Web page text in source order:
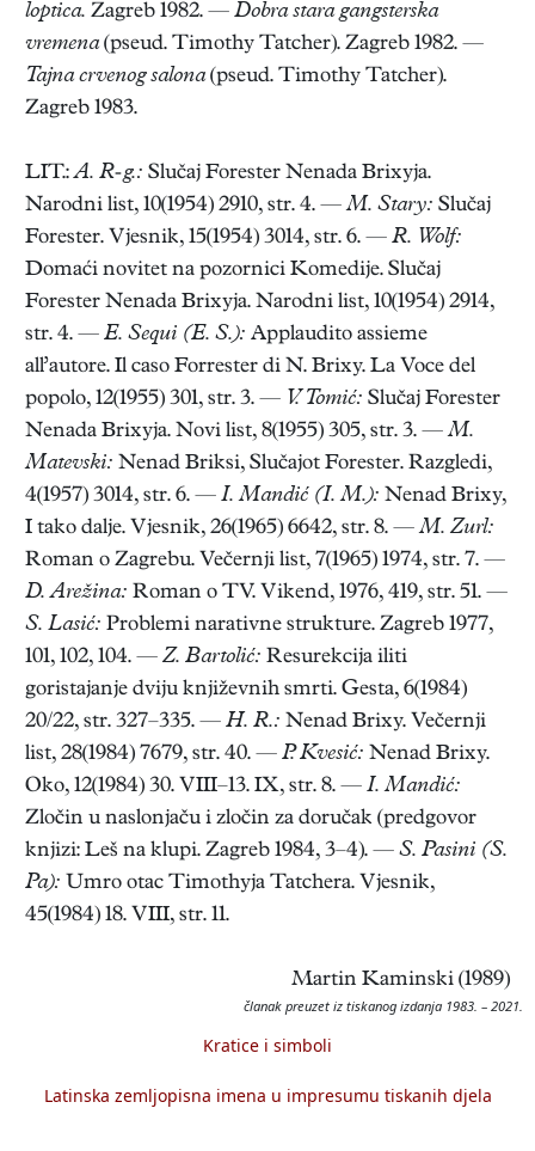
loptica. Zagreb 1982. — Dobra stara gangsterska
vremena(pseud. Timothy Tatcher). Zagreb 1982. —
Tajna crvenog salona(pseud. Timothy Tatcher).
Zagreb 1983.
LIT.:A. R-g.: Slučaj Forester Nenada Brixyja.
Narodni list, 10(1954) 2910, str. 4. —M. Stary: Slučaj
Forester. Vjesnik, 15(1954) 3014, str. 6. — R. Wolf:
Domaći novitet na pozornici Komedije. Slučaj
Forester Nenada Brixyja. Narodni list, 10(1954) 2914,
str. 4. — E. Sequi (E. S.): Applaudito assieme
all’autore. Il caso Forrester di N. Brixy. La Voce del
popolo, 12(1955) 301, str. 3. — V. Tomić: Slučaj Forester
Nenada Brixyja. Novi list, 8(1955) 305, str. 3. —M.
Matevski: Nenad Briksi, Slučajot Forester. Razgledi,
4(1957) 3014, str. 6. — I. Mandić (I. M.): Nenad Brixy,
I tako dalje. Vjesnik, 26(1965) 6642, str. 8. —M. Zurl:
Roman o Zagrebu. Večernji list, 7(1965) 1974, str. 7. —
D. Arežina: Roman o TV. Vikend, 1976, 419, str. 51. —
S. Lasić: Problemi narativne strukture. Zagreb 1977,
101, 102, 104. — Z. Bartolić: Resurekcija iliti
goristajanje dviju književnih smrti. Gesta, 6(1984)
20/22, str. 327–335. — H. R.: Nenad Brixy. Večernji
list, 28(1984) 7679, str. 40. — P. Kvesić: Nenad Brixy.
Oko, 12(1984) 30. VIII–13. IX, str. 8. — I. Mandić:
Zločin u naslonjaču i zločin za doručak (predgovor
knjizi: Leš na klupi. Zagreb 1984, 3–4). — S. Pasini (S.
Pa): Umro otac Timothyja Tatchera. Vjesnik,
45(1984) 18. VIII, str. 11.
Martin Kaminski (1989)
članak preuzet iz tiskanog izdanja 1983. – 2021.
Kratice i simboli
Latinska zemljopisna imena u impresumu tiskanih djela